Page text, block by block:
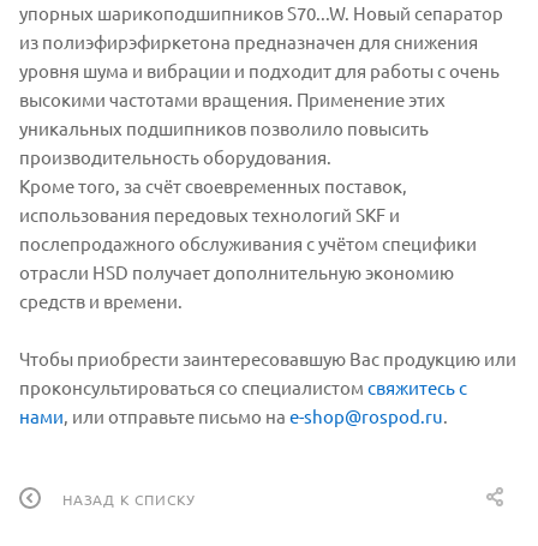
упорных шарикоподшипников S70...W. Новый сепаратор
из полиэфирэфиркетона предназначен для снижения
уровня шума и вибрации и подходит для работы с очень
высокими частотами вращения. Применение этих
уникальных подшипников позволило повысить
производительность оборудования.
Кроме того, за счёт своевременных поставок,
использования передовых технологий SKF и
послепродажного обслуживания с учётом специфики
отрасли HSD получает дополнительную экономию
средств и времени.
Чтобы приобрести заинтересовавшую Вас продукцию или
проконсультироваться со специалистом свяжитесь с
нами, или отправьте письмо на e-shop@rospod.ru.
НАЗАД К СПИСКУ